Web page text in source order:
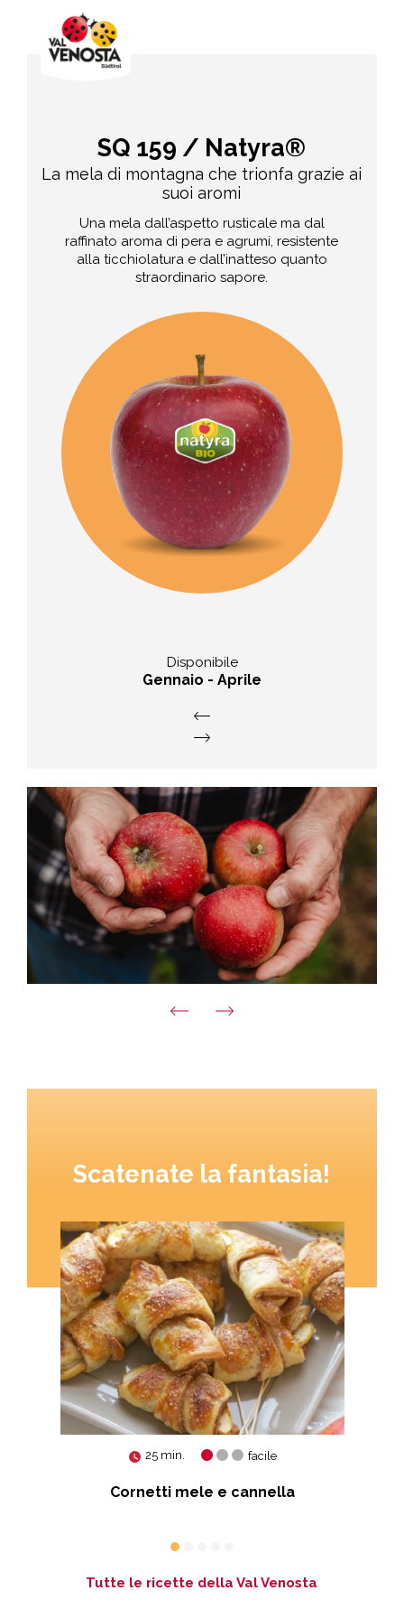
SQ 159 / Natyra®
La mela di montagna che trionfa grazie ai
suoi aromi
Una mela dall’aspetto rusticale ma dal
raffinato aroma di pera e agrumi, resistente
alla ticchiolatura e dall’inatteso quanto
straordinario sapore.
Disponibile
Gennaio - Aprile
Sapore
gusto agrodolce con note di pera e
agrumi
Scatenate la fantasia!
25 min. facile
Cornetti mele e cannella
Tutte le ricette della Val Venosta